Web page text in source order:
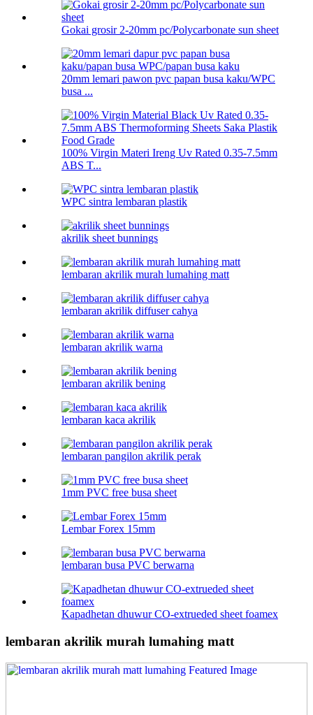
Gokai grosir 2-20mm pc/Polycarbonate sun sheet
20mm lemari pawon pvc papan busa kaku/WPC
busa ...
100% Virgin Materi Ireng Uv Rated 0.35-7.5mm
ABS T...
WPC sintra lembaran plastik
akrilik sheet bunnings
lembaran akrilik murah lumahing matt
lembaran akrilik diffuser cahya
lembaran akrilik warna
lembaran akrilik bening
lembaran kaca akrilik
lembaran pangilon akrilik perak
1mm PVC free busa sheet
Lembar Forex 15mm
lembaran busa PVC berwarna
Kapadhetan dhuwur CO-extrueded sheet foamex
lembaran akrilik murah lumahing matt